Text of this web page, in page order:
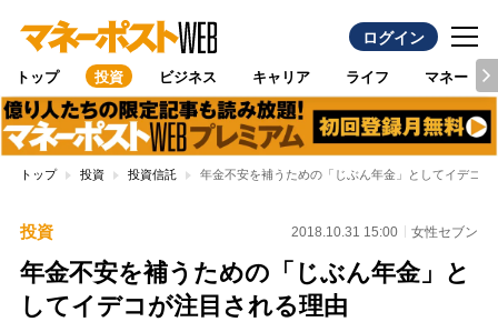
ログイン
トップ 投資 ビジネス キャリア ライフ マネー
トップ 投資 投資信託 年金不安を補うための「じぶん年金」としてイデコが
投資 2018.10.31 15:00 女性セブン
年金不安を補うための「じぶん年金」と
してイデコが注目される理由